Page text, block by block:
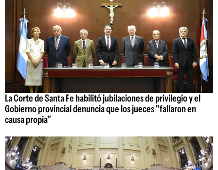
La Corte de Santa Fe habilitó jubilaciones de privilegio y el
Gobierno provincial denuncia que los jueces "fallaron en
causa propia"